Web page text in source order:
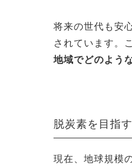
将来の世代も安
されています。
地域でどのよう
脱炭素を目指
現在、地球規模